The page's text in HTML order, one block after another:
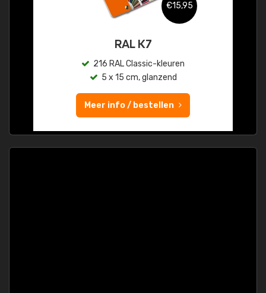
€15,95
RAL K7
216 RAL Classic-kleuren
5 x 15 cm, glanzend
Meer info / bestellen